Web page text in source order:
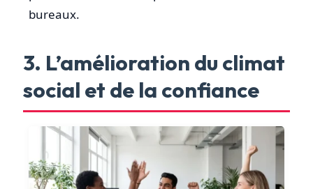
bureaux.
3. L’amélioration du climat
social et de la confiance